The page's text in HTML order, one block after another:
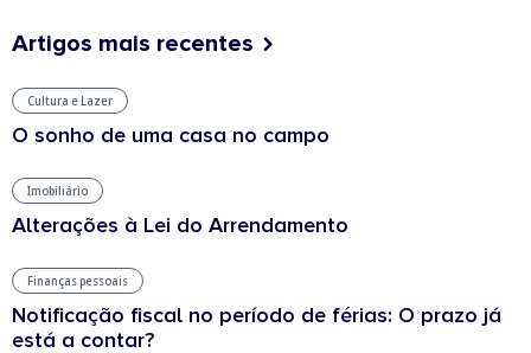
Artigos mais recentes
Cultura e Lazer
O sonho de uma casa no campo
Imobiliário
Alterações à Lei do Arrendamento
Finanças pessoais
Notificação fiscal no período de férias: O prazo já
está a contar?